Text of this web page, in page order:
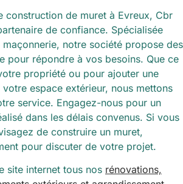
construction de muret à Evreux, Cbr
de confiance. Spécialisée
notre société propose des
pour répondre à vos besoins. Que ce
propriété ou pour ajouter une
espace extérieur, nous mettons
service. Engagez-nous pour un
dans les délais convenus. Si vous
de construire un muret,
pour discuter de votre projet.
site internet tous nos rénovations,